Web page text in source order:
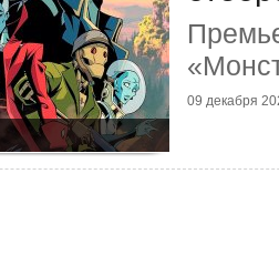
09 декабря